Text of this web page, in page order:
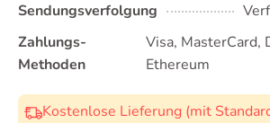
Sendungsverfolgung
Zahlungs-
Methoden
Visa, MasterCard,
Ethereum
Kostenlose Lieferung (mit